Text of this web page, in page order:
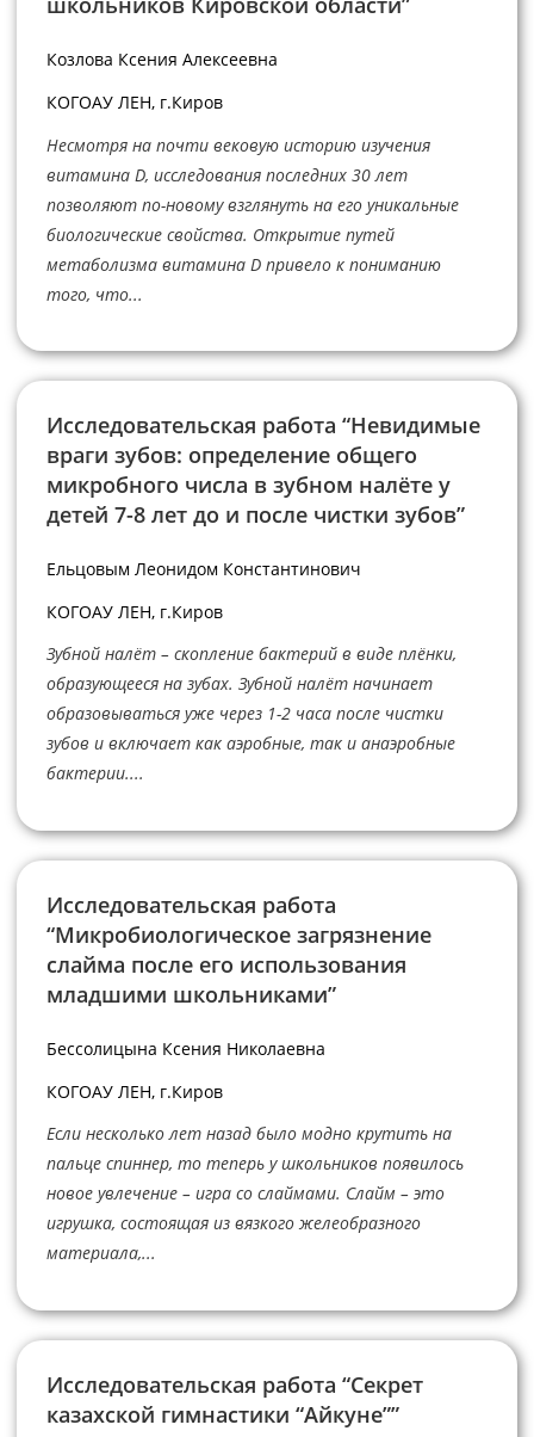
Козлова Ксения Алексеевна
КОГОАУ ЛЕН, г.Киров
Несмотря на почти вековую историю изучения
витамина D, исследования последних 30 лет
позволяют по-новому взглянуть на его уникальные
биологические свойства. Открытие путей
метаболизма витамина D привело к пониманию
того, что...
Исследовательская работа “Невидимые
враги зубов: определение общего
микробного числа в зубном налёте у
детей 7-8 лет до и после чистки зубов”
Ельцовым Леонидом Константинович
КОГОАУ ЛЕН, г.Киров
Зубной налёт – скопление бактерий в виде плёнки,
образующееся на зубах. Зубной налёт начинает
образовываться уже через 1-2 часа после чистки
зубов и включает как аэробные, так и анаэробные
бактерии....
Исследовательская работа
“Микробиологическое загрязнение
слайма после его использования
младшими школьниками”
Бессолицына Ксения Николаевна
КОГОАУ ЛЕН, г.Киров
Если несколько лет назад было модно крутить на
пальце спиннер, то теперь у школьников появилось
новое увлечение – игра со слаймами. Слайм – это
игрушка, состоящая из вязкого желеобразного
материала,...
Исследовательская работа “Секрет
казахской гимнастики “Айкуне””